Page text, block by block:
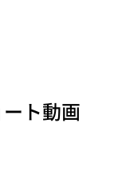
ト動画